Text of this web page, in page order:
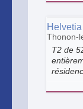
Helvetia
Thonon-
T2 de
privatif.